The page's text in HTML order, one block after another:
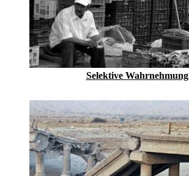
Selektive Wahrnehmung